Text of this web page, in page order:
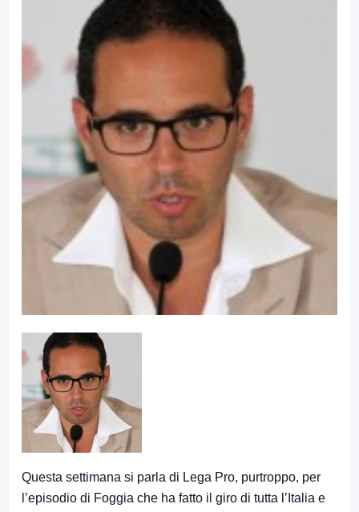
Questa settimana si parla di Lega Pro, purtroppo, per
l’episodio di Foggia che ha fatto il giro di tutta l’Italia e